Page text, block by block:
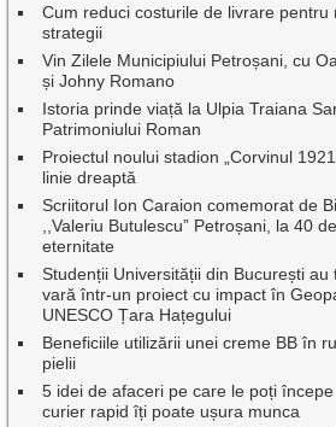
Cum reduci costurile de livrare pentru
strategii
Vin Zilele Municipiului Petroșani, cu
și Johny Romano
Istoria prinde viață la Ulpia Traiana
Patrimoniului Roman
Proiectul noului stadion „Corvinul
linie dreaptă
Scriitorul Ion Caraion comemorat de
,,Valeriu Butulescu” Petroșani, la 40
eternitate
Studenții Universității din București
vară într-un proiect cu impact în
UNESCO Țara Hațegului
Beneficiile utilizării unei creme BB în
pielii
5 idei de afaceri pe care le poți
curier rapid îți poate ușura munca